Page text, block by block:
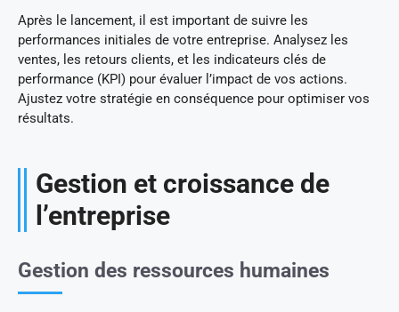
Après le lancement, il est important de suivre les
performances initiales de votre entreprise. Analysez les
ventes, les retours clients, et les indicateurs clés de
performance (KPI) pour évaluer l’impact de vos actions.
Ajustez votre stratégie en conséquence pour optimiser vos
résultats.
Gestion et croissance de
l’entreprise
Gestion des ressources humaines